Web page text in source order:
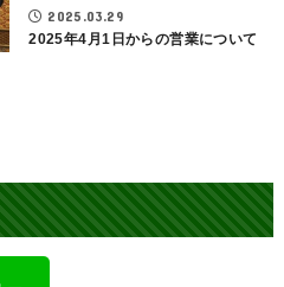
2025.03.29
2025年4月1日からの営業について